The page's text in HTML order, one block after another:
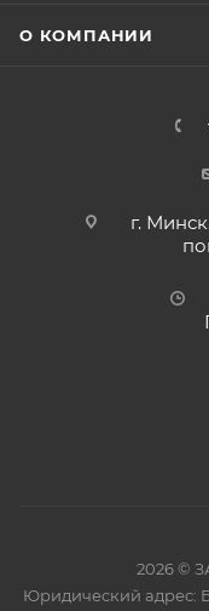
О КОМПАНИИ
г.
2026 ©
Юридический адрес: